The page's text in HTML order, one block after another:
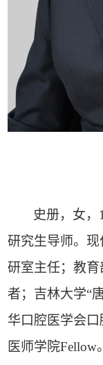
史册，女，
研究生导师。
研室主任；教
者；吉林大学“
华口腔医学会
医师学院Fellow